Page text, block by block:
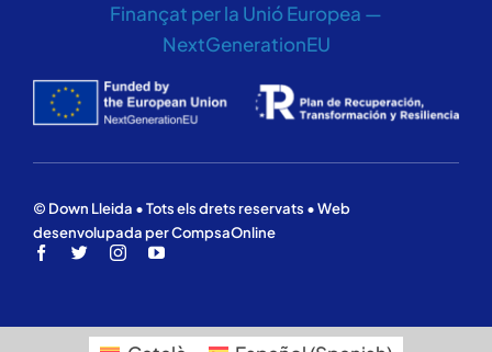
Finançat per la Unió Europea —
NextGenerationEU
© Down Lleida • Tots els drets reservats • Web
desenvolupada per CompsaOnline